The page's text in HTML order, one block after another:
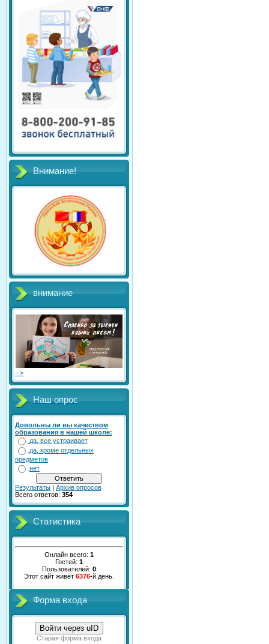
Внимание!
внимание
-->
Наш опрос
Довольны ли вы качеством
образования в нашей школе:
да, все устраивает
да, кроме отдельных
предметов
нет
Результаты | Архив опросов
Всего ответов: 354
Статистика
Онлайн всего: 1
Гостей: 1
Пользователей: 0
Этот сайт живет 6376-й день.
Форма входа
Войти через uID
Старая форма входа